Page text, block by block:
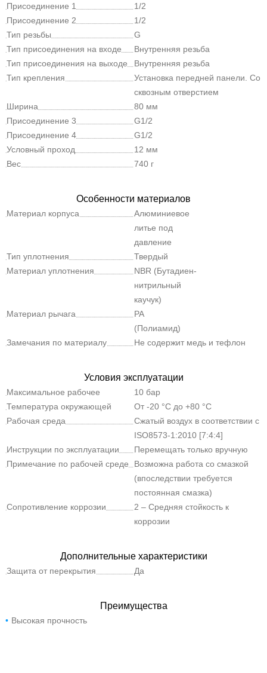
Присоединение 1
1/2
Присоединение 2
1/2
Тип резьбы
G
Тип присоединения на входе
Внутренняя резьба
Тип присоединения на выходе
Внутренняя резьба
Тип крепления
Установка передней панели. Со
сквозным отверстием
Ширина
80 мм
Присоединение 3
G1/2
Присоединение 4
G1/2
Условный проход
12 мм
Вес
740 г
Особенности материалов
Материал корпуса
Алюминиевое
литье под
давление
Тип уплотнения
Твердый
Материал уплотнения
NBR (Бутадиен-
нитрильный
каучук)
Материал рычага
PA
(Полиамид)
Замечания по материалу
Не содержит медь и тефлон
Условия эксплуатации
Максимальное рабочее
давление
10 бар
Температура окружающей
среды
От -20 °C до +80 °C
Рабочая среда
Сжатый воздух в соответствии с
ISO8573-1:2010 [7:4:4]
Инструкции по эксплуатации
Перемещать только вручную
Примечание по рабочей среде
Возможна работа со смазкой
(впоследствии требуется
постоянная смазка)
Сопротивление коррозии
2 – Средняя стойкость к
коррозии
Дополнительные характеристики
Защита от перекрытия Да
Преимущества
Высокая прочность